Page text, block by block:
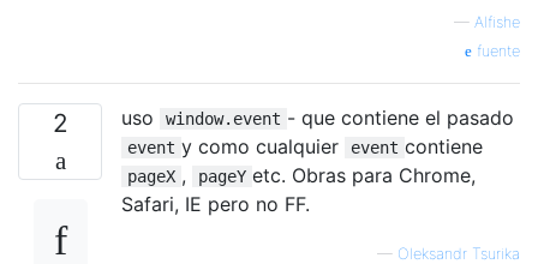
— Alfishe
fuente
2 uso window.event - que contiene el pasado
event y como cualquier event contiene
pageX , pageY etc. Obras para Chrome,
Safari, IE pero no FF.
— Oleksandr Tsurika